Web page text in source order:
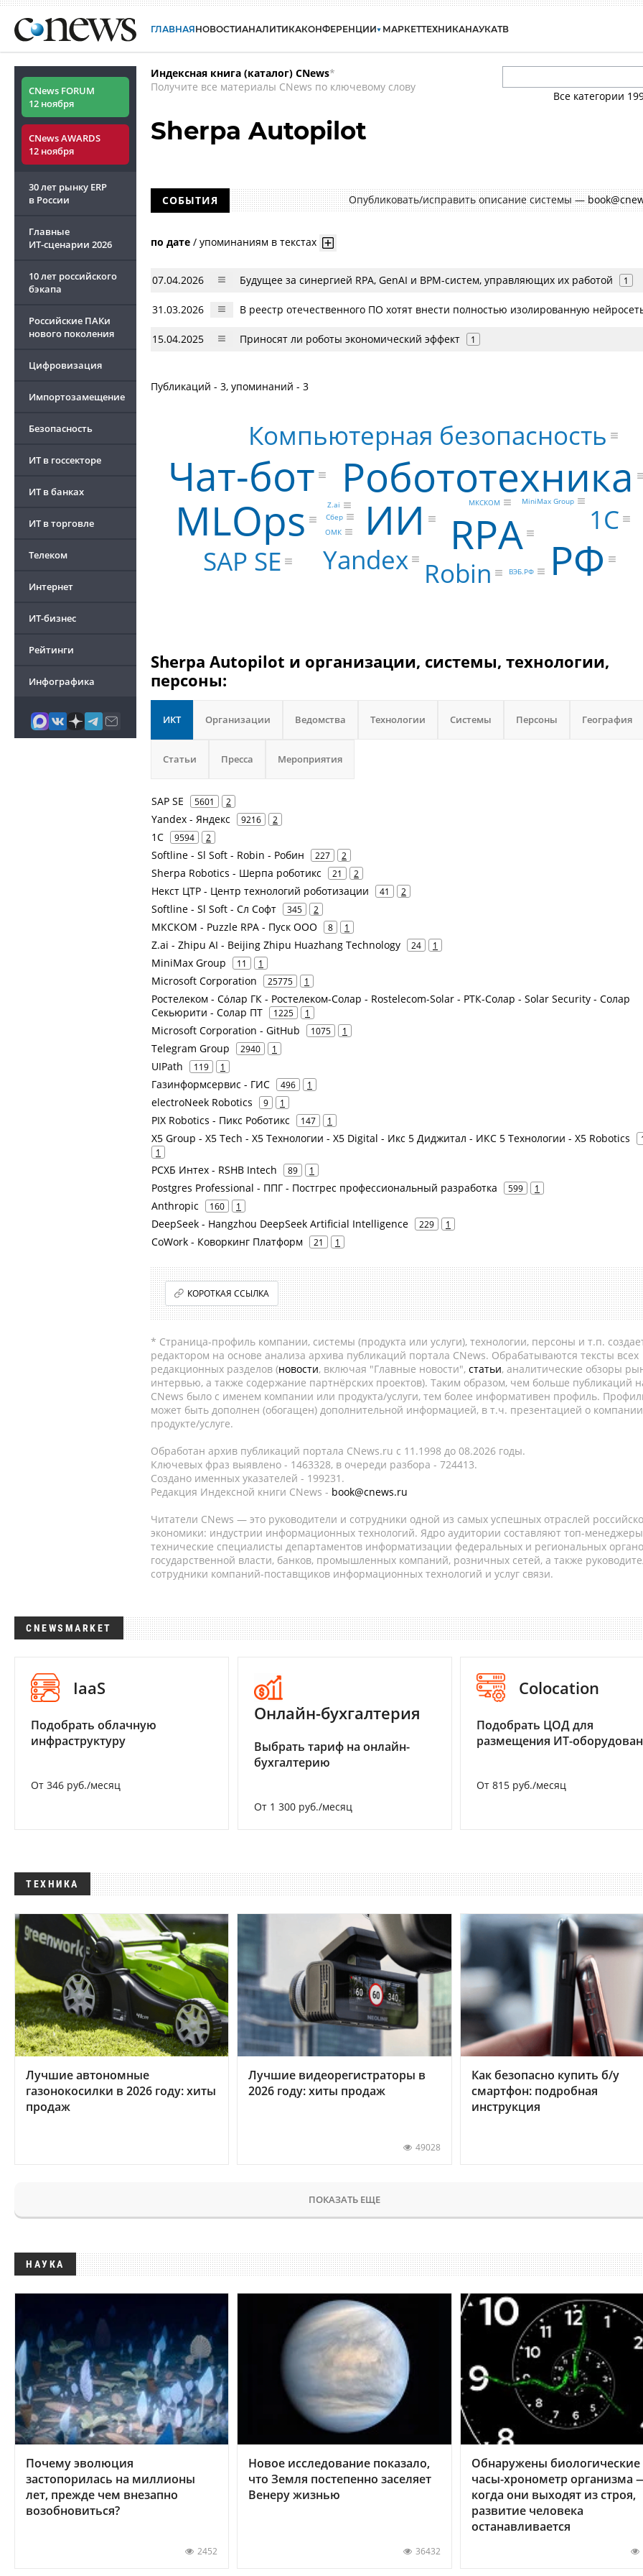
ГЛАВНАЯНОВОСТИАНАЛИТИКАКОНФЕРЕНЦИИ МАРКЕТТЕХНИКАНАУКАТВ
CNews FORUM
12 ноября
CNews AWARDS
12 ноября
30 лет рынку ERP
в России
Главные
ИТ-сценарии 2026
10 лет российского
бэкапа
Российские ПАКи
нового поколения
Цифровизация
Импортозамещение
Безопасность
ИТ в госсекторе
ИТ в банках
ИТ в торговле
Телеком
Интернет
ИТ-бизнес
Рейтинги
Инфографика
Индексная книга (каталог) CNews*
Получите все материалы CNews по ключевому слову
Все категории
Sherpa Autopilot
СОБЫТИЯ Опубликовать/исправить описание системы —
по дате / упоминаниям в текстах
07.04.2026 Будущее за синергией RPA, GenAI и BPM-систем, управляющих их работой 1
31.03.2026 В реестр отечественного ПО хотят внести полностью изолированную
15.04.2025 Приносят ли роботы экономический эффект 1
Публикаций - 3, упоминаний - 3
ИИ
Робототехника
RPA
Чат-бот
MLOps
РФ
SAP SE Yandex
1С
Robin
Компьютерная безопасность
МКСКОМ
Z.ai
MiniMax Group
Сбер
ОМК
ВЭБ.РФ
Sherpa Autopilot и организации, системы, технологии,
персоны:
ИКТ Организации Ведомства Технологии Системы Персоны География
Статьи Пресса Мероприятия
SAP SE 5601 2
Yandex - Яндекс 9216 2
1С 9594 2
Softline - Sl Soft - Robin - Робин 227 2
Sherpa Robotics - Шерпа роботикс 21 2
Некст ЦТР - Центр технологий роботизации 41 2
Softline - Sl Soft - Сл Софт 345 2
МКСКОМ - Puzzle RPA - Пуск ООО 8 1
Z.ai - Zhipu AI - Beijing Zhipu Huazhang Technology 24 1
MiniMax Group 11 1
Microsoft Corporation 25775 1
Ростелеком - Сόлар ГК - Ростелеком-Солар - Rostelecom-Solar - РТК-Солар - Solar Security - Солар
Секьюрити - Солар ПТ
1225 1
Microsoft Corporation - GitHub 1075 1
Telegram Group 2940 1
UIPath 119 1
Газинформсервис - ГИС 496 1
electroNeek Robotics 9 1
PIX Robotics - Пикс Роботикс 147 1
X5 Group - X5 Tech - X5 Технологии - X5 Digital - Икс 5 Диджитал - ИКС 5 Технологии - X5 Robotics
1
РСХБ Интех - RSHB Intech 89 1
Postgres Professional - ППГ - Постгрес профессиональный разработка 599 1
Anthropic 160 1
DeepSeek - Hangzhou DeepSeek Artificial Intelligence 229 1
CoWork - Коворкинг Платформ 21 1
КОРОТКАЯ ССЫЛКА
* Страница-профиль компании, системы (продукта или услуги), технологии, персоны и т.п.
редактором на основе анализа архива публикаций портала CNews. Обрабатываются тексты всех
редакционных разделов (новости, включая "Главные новости", статьи, аналитические обзоры
интервью, а также содержание партнёрских проектов). Таким образом, чем больше публикаций
CNews было с именем компании или продукта/услуги, тем более информативен профиль.
может быть дополнен (обогащен) дополнительной информацией, в т.ч. презентацией о
продукте/услуге.
Обработан архив публикаций портала CNews.ru c 11.1998 до 08.2026 годы.
Ключевых фраз выявлено - 1463328, в очереди разбора - 724413.
Создано именных указателей - 199231.
Редакция Индексной книги CNews - book@cnews.ru
Читатели CNews — это руководители и сотрудники одной из самых успешных отраслей
экономики: индустрии информационных технологий. Ядро аудитории составляют топ-
технические специалисты департаментов информатизации федеральных и региональных
государственной власти, банков, промышленных компаний, розничных сетей, а также
сотрудники компаний-поставщиков информационных технологий и услуг связи.
CNEWSMARKET
IaaS
Подобрать облачную
инфраструктуру
От 346 руб./месяц
Онлайн-бухгалтерия
Выбрать тариф на онлайн-
бухгалтерию
От 1 300 руб./месяц
Colocation
Подобрать ЦОД для
размещения ИТ-
От 815 руб./месяц
ТЕХНИКА
Лучшие автономные
газонокосилки в 2026 году: хиты
продаж
Лучшие видеорегистраторы в
2026 году: хиты продаж
49028
Как безопасно купить б/у
смартфон: подробная
инструкция
ПОКАЗАТЬ ЕЩЕ
НАУКА
Почему эволюция
застопорилась на миллионы
лет, прежде чем внезапно
возобновиться?
2452
Новое исследование показало,
что Земля постепенно заселяет
Венеру жизнью
36432
Обнаружены биологические
часы-хронометр организма
когда они выходят из строя,
развитие человека
останавливается